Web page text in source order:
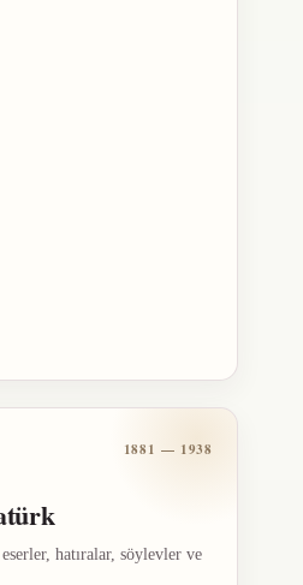
1881 — 1938
hatıralar, söylevler ve